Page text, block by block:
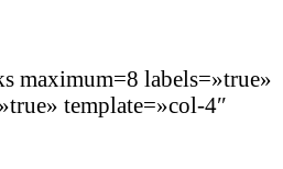
maximum=8 labels=»true»
template=»col-4″